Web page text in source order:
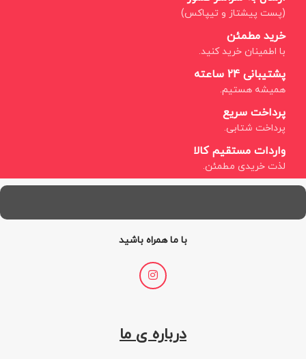
(پست پیشتاز و تیپاکس)
خرید مطمئن
با اطمینان خرید کنید.
پشتیبانی 24 ساعته
همیشه هستیم.
پرداخت سریع
پرداخت شتابی.
واردات مستقیم کالا
لذت خریدی مطمئن.
با ما همراه باشید
درباره ی ما